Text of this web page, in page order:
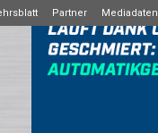
Partner Mediadaten